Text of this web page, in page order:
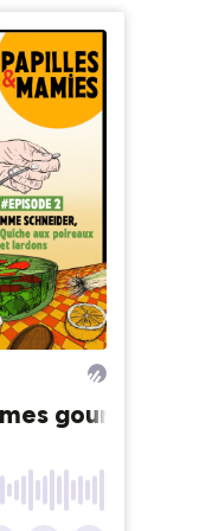
gourmands